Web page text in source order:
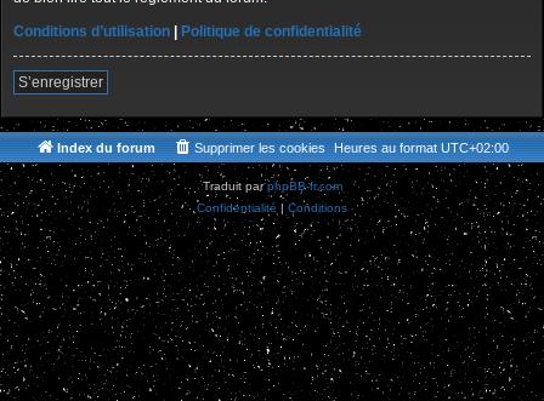
Conditions d’utilisation
Politique de confidentialité
S’enregistrer
Index du forum Heures au format UTC+02:00
Supprimer les cookies
Traduit parphpBB-fr.com
Confidentialité
Conditions